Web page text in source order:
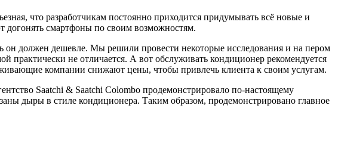
что разработчикам постоянно приходится придумывать всё новые и
догонять смартфоны по своим возможностям.
он должен дешевле. Мы решили провести некоторые исследования и на пером
не отличается. А вот обслуживать кондиционер рекомендуется
компании снижают цены, чтобы привлечь клиента к своим услугам.
Saatchi & Saatchi Colombo продемонстрировало по-настоящему
дыры в стиле кондиционера. Таким образом, продемонстрировано главное